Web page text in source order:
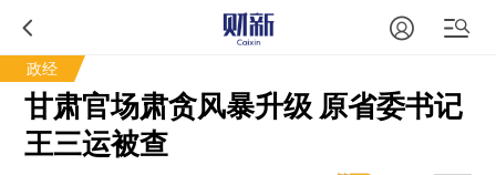
政经
甘肃官场肃贪风暴升级 原省委书记
王三运被查